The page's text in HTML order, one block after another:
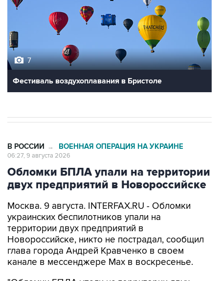
7
Фестиваль воздухоплавания в Бристоле
В РОССИИ → ВОЕННАЯ ОПЕРАЦИЯ НА УКРАИНЕ
06:27, 9 августа 2026
Обломки БПЛА упали на территории
двух предприятий в Новороссийске
Москва. 9 августа. INTERFAX.RU - Обломки
украинских беспилотников упали на
территории двух предприятий в
Новороссийске, никто не пострадал, сообщил
глава города Андрей Кравченко в своем
канале в мессенджере Max в воскресенье.